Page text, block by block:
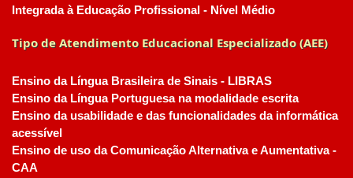
Integrada à Educação Profissional - Nível Médio
Tipo de Atendimento Educacional Especializado (AEE)
Ensino da Língua Brasileira de Sinais - LIBRAS
Ensino da Língua Portuguesa na modalidade escrita
Ensino da usabilidade e das funcionalidades da informática
acessível
Ensino de uso da Comunicação Alternativa e Aumentativa -
CAA